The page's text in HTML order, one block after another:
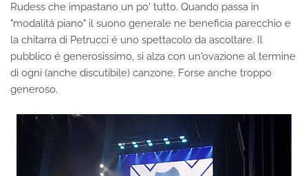
Rudess che impastano un po' tutto. Quando passa in
"modalitá piano" il suono generale ne beneficia parecchio e
la chitarra di Petrucci é uno spettacolo da ascoltare. Il
pubblico é generosissimo, si alza con un'ovazione al termine
di ogni (anche discutibile) canzone. Forse anche troppo
generoso.